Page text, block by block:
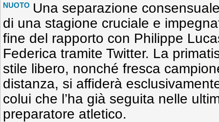
NUOTO Una separazione
di una stagione cruciale e
fine del rapporto con Philippe
Federica tramite Twitter. La
stile libero, nonché fresca
distanza, si affiderà
colui che l’ha già seguita nelle
preparatore atletico.